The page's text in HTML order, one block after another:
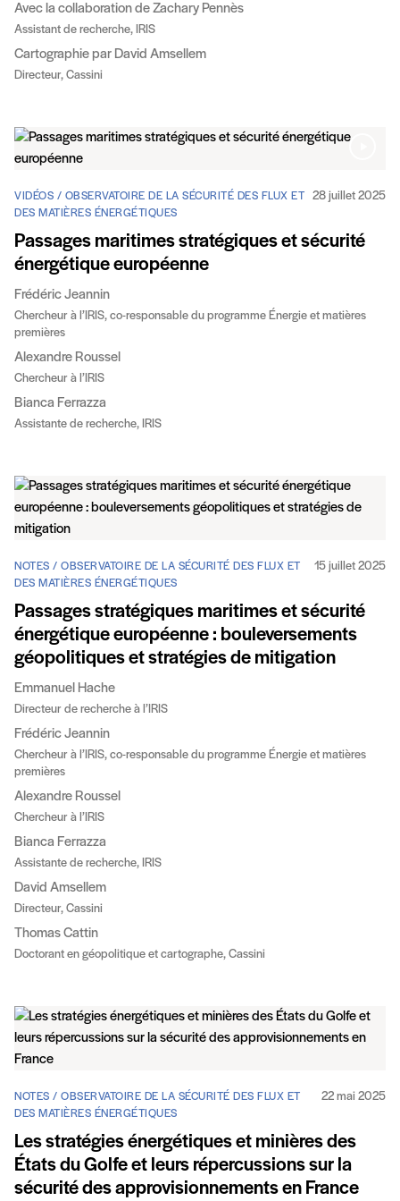
Avec la collaboration de Zachary Pennès
Assistant de recherche, IRIS
Cartographie par David Amsellem
Directeur, Cassini
VIDÉOS / OBSERVATOIRE DE LA SÉCURITÉ DES FLUX ET
DES MATIÈRES ÉNERGÉTIQUES
28 juillet 2025
Passages maritimes stratégiques et sécurité
énergétique européenne
Frédéric Jeannin
Chercheur à l’IRIS, co-responsable du programme Énergie et matières
premières
Alexandre Roussel
Chercheur à l’IRIS
Bianca Ferrazza
Assistante de recherche, IRIS
NOTES / OBSERVATOIRE DE LA SÉCURITÉ DES FLUX ET
DES MATIÈRES ÉNERGÉTIQUES
15 juillet 2025
Passages stratégiques maritimes et sécurité
énergétique européenne : bouleversements
géopolitiques et stratégies de mitigation
Emmanuel Hache
Directeur de recherche à l’IRIS
Frédéric Jeannin
Chercheur à l’IRIS, co-responsable du programme Énergie et matières
premières
Alexandre Roussel
Chercheur à l’IRIS
Bianca Ferrazza
Assistante de recherche, IRIS
David Amsellem
Directeur, Cassini
Thomas Cattin
Doctorant en géopolitique et cartographe, Cassini
NOTES / OBSERVATOIRE DE LA SÉCURITÉ DES FLUX ET
DES MATIÈRES ÉNERGÉTIQUES
22 mai 2025
Les stratégies énergétiques et minières des
États du Golfe et leurs répercussions sur la
sécurité des approvisionnements en France